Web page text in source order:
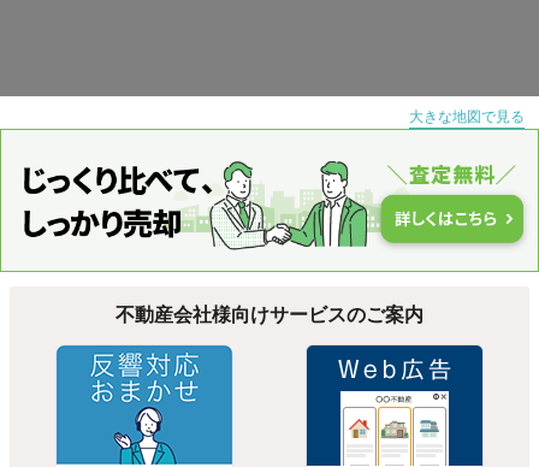
大きな地図で見る
不動産会社様向けサービスのご案内